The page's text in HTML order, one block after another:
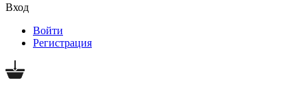
Вход
Войти
Регистрация